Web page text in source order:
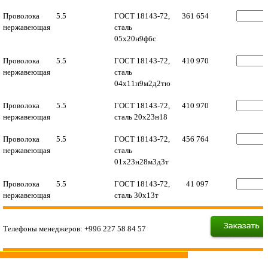
Проволока
нержавеющая
5.5
ГОСТ 18143-72,
сталь
05х20н9фбс
361 654
Проволока
нержавеющая
5.5
ГОСТ 18143-72,
сталь
04х11н9м2д2тю
410 970
Проволока
нержавеющая
5.5
ГОСТ 18143-72,
сталь 20х23н18
410 970
Проволока
нержавеющая
5.5
ГОСТ 18143-72,
сталь
01х23н28м3д3т
456 764
Проволока
нержавеющая
5.5
ГОСТ 18143-72,
сталь 30х13т
41 097
Телефоны менеджеров: +996 227 58 84 57